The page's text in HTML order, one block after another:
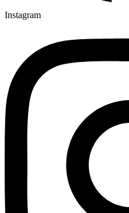
Instagram